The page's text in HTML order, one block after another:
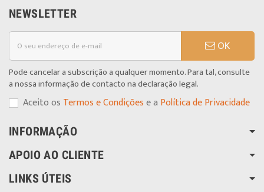
NEWSLETTER
OK
Pode cancelar a subscrição a qualquer momento. Para tal, consulte
a nossa informação de contacto na declaração legal.
Aceito os Termos e Condiçõese a Política de Privacidade
INFORMAÇÃO
APOIO AO CLIENTE
LINKS ÚTEIS